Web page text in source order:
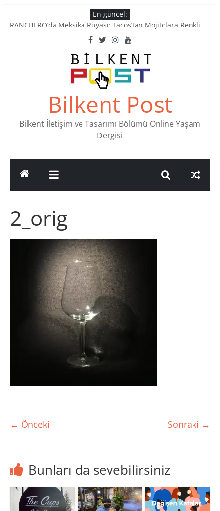
to
En güncel:
RANCHERO’da Meksika Rüyası: Tacos’tan Mojitolara Renkli
Ankara’nın Ruhunu Notalarda Yaşatan 4 Müzik Durağı
Pullardaki tarih: PTT Pul Müzesi
Stamp Collectors Unite: Places to Find Stamps in Ankara
Tatlı Konuşalım: Ankara’nın 4 Köklü Pastanesi
Bilkent Post
Bilkent İletişim ve Tasarımı Bölümü Online Yaşam
Dergisi
2_orig
← Önceki Sonraki →
Bunları da sevebilirsiniz